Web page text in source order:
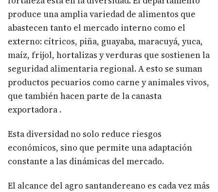
produce una amplia variedad de alimentos que
abastecen tanto el mercado interno como el
externo: cítricos, piña, guayaba, maracuyá, yuca,
maíz, frijol, hortalizas y verduras que sostienen la
seguridad alimentaria regional. A esto se suman
productos pecuarios como carne y animales vivos,
que también hacen parte de la canasta
exportadora .
Esta diversidad no solo reduce riesgos
económicos, sino que permite una adaptación
constante a las dinámicas del mercado.
El alcance del agro santandereano es cada vez más